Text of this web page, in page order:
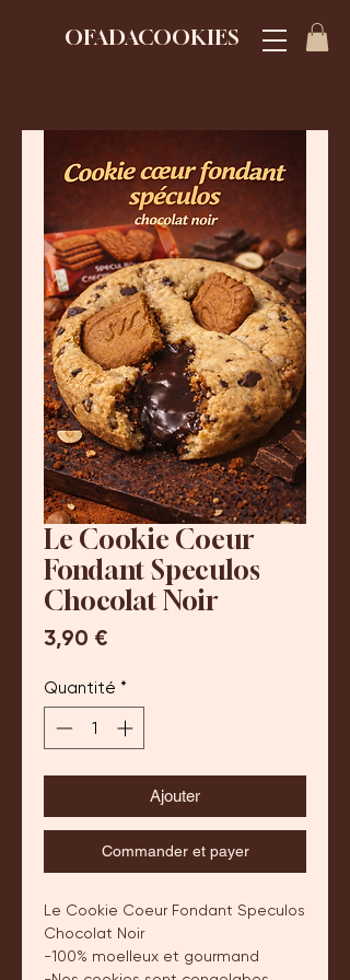
OFADACOOKIES
Le Cookie Coeur
Fondant Speculos
Chocolat Noir
3,90 €
Quantité *
Ajouter
Commander et payer
Le Cookie Coeur Fondant Speculos
Chocolat Noir
-100% moelleux et gourmand